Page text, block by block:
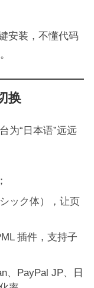
安装，不懂代码
换
为“日本语”远远
ック体），让页
插件，支持子
、PayPal JP、日